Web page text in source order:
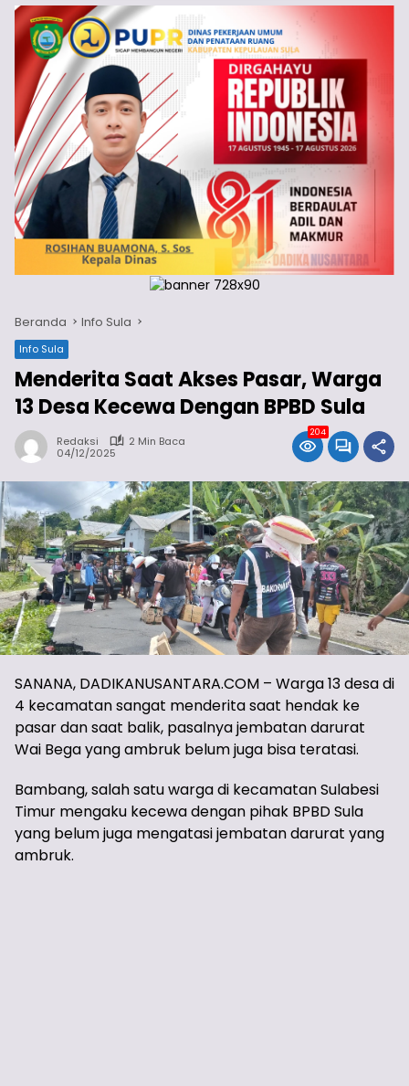
Beranda Info Sula
Info Sula
Menderita Saat Akses Pasar, Warga
13 Desa Kecewa Dengan BPBD Sula
Redaksi
2 Min Baca
04/12/2025
204
SANANA, DADIKANUSANTARA.COM – Warga 13 desa di
4 kecamatan sangat menderita saat hendak ke
pasar dan saat balik, pasalnya jembatan darurat
Wai Bega yang ambruk belum juga bisa teratasi.
Bambang, salah satu warga di kecamatan Sulabesi
Timur mengaku kecewa dengan pihak BPBD Sula
yang belum juga mengatasi jembatan darurat yang
ambruk.